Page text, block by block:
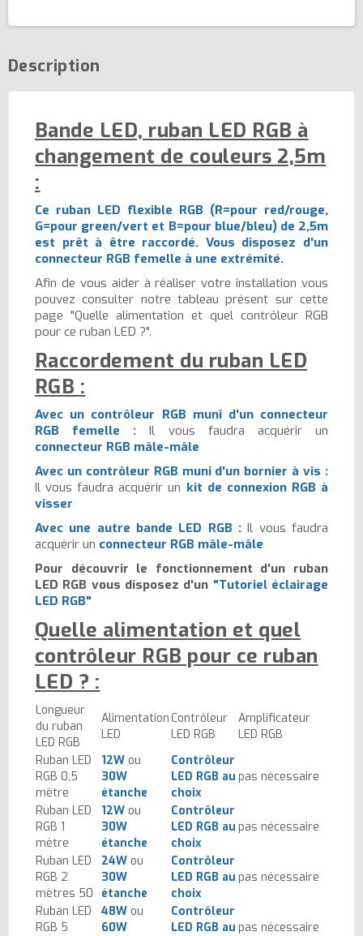
Description
Bande LED, ruban LED RGB à
changement de couleurs 2,5m
:
Ce ruban LED flexible RGB (R=pour red/rouge,
G=pour green/vert et B=pour blue/bleu) de 2,5m
est prêt à être raccordé. Vous disposez d'un
connecteur RGB femelle à une extrémité.
Afin de vous aider à réaliser votre installation vous
pouvez consulter notre tableau présent sur cette
page "Quelle alimentation et quel contrôleur RGB
pour ce ruban LED ?".
Raccordement du ruban LED
RGB :
Avec un contrôleur RGB muni d'un connecteur
RGB femelle : Il vous faudra acquérir un
connecteur RGB mâle-mâle
Avec un contrôleur RGB muni d'un bornier à vis :
Il vous faudra acquérir un kit de connexion RGB à
visser
Avec une autre bande LED RGB : Il vous faudra
acquérir un connecteur RGB mâle-mâle
Pour découvrir le fonctionnement d'un ruban
LED RGB vous disposez d'un "Tutoriel éclairage
LED RGB"
Quelle alimentation et quel
contrôleur RGB pour ce ruban
LED ? :
Longueur
du ruban
LED RGB
Alimentation
LED
Contrôleur
LED RGB
Amplificateur
LED RGB
Ruban LED
RGB 0,5
mètre
12W ou
30W
étanche
Contrôleur
LED RGB au
choix
pas nécessaire
Ruban LED
RGB 1
mètre
12W ou
30W
étanche
Contrôleur
LED RGB au
choix
pas nécessaire
Ruban LED
RGB 2
mètres 50
24W ou
30W
étanche
Contrôleur
LED RGB au
choix
pas nécessaire
Ruban LED
RGB 5
48W ou
60W
Contrôleur
LED RGB au pas nécessaire